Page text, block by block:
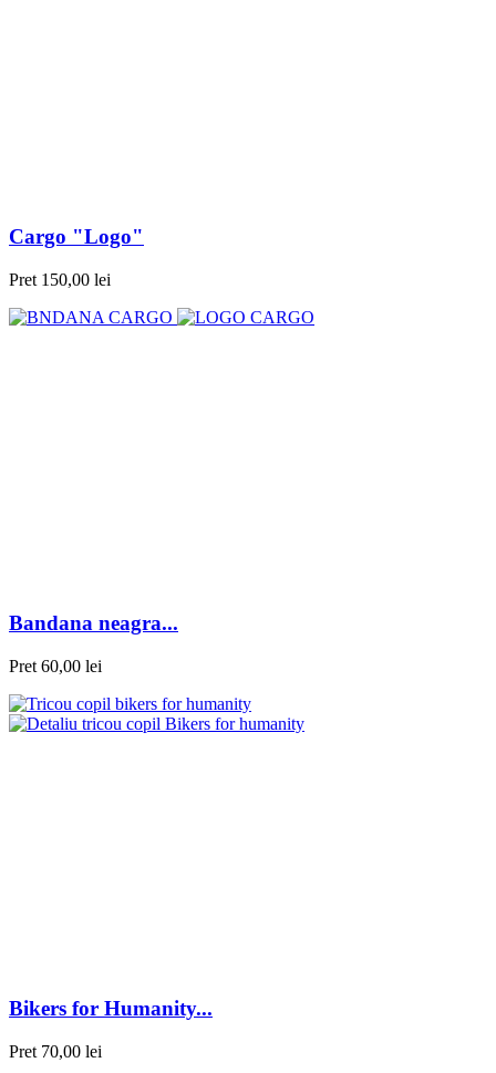
Cargo "Logo"
Pret 150,00 lei
Bandana neagra...
Pret 60,00 lei
Bikers for Humanity...
Pret 70,00 lei